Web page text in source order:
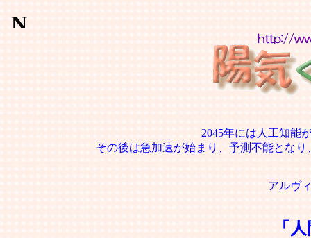
2045年には人工知能
その後は急加速が始まり、予測不能とな
アルヴ
「